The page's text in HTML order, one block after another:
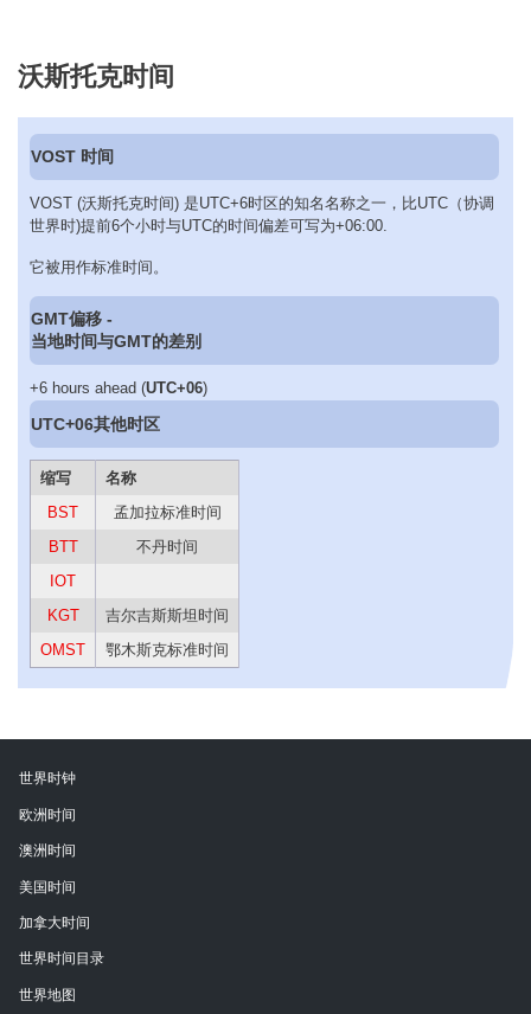
沃斯托克时间
VOST 时间
VOST (沃斯托克时间) 是UTC+6时区的知名名称之一，比UTC（协调
世界时)提前6个小时与UTC的时间偏差可写为+06:00.
它被用作标准时间。
GMT偏移 -
当地时间与GMT的差别
+6 hours ahead (UTC+06)
UTC+06其他时区
缩写
名称
BST
孟加拉标准时间
BTT
不丹时间
IOT
KGT
吉尔吉斯斯坦时间
OMST
鄂木斯克标准时间
世界时钟
欧洲时间
澳洲时间
美国时间
加拿大时间
世界时间目录
世界地图